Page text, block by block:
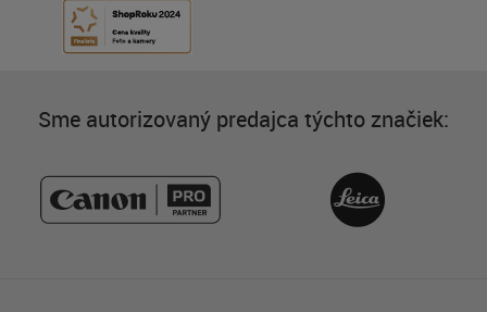
Sme autorizovaný predajca týchto značiek: